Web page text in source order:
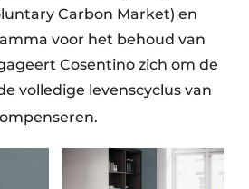
Carbon Market) en
voor het behoud van
Cosentino zich om de
volledige levenscyclus van